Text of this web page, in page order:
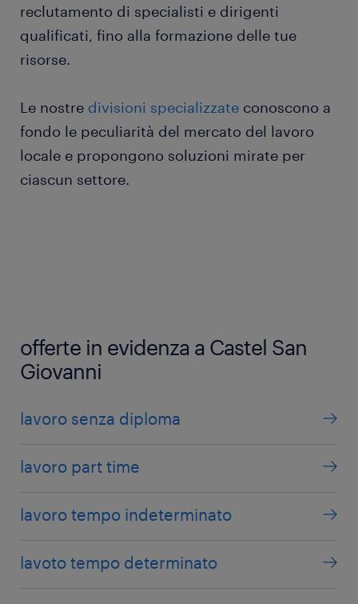
reclutamento di specialisti e dirigenti
qualificati, fino alla formazione delle tue
risorse.
Le nostre divisioni specializzate conoscono a
fondo le peculiarità del mercato del lavoro
locale e propongono soluzioni mirate per
ciascun settore.
offerte in evidenza a Castel San
Giovanni
lavoro senza diploma
lavoro part time
lavoro tempo indeterminato
lavoto tempo determinato